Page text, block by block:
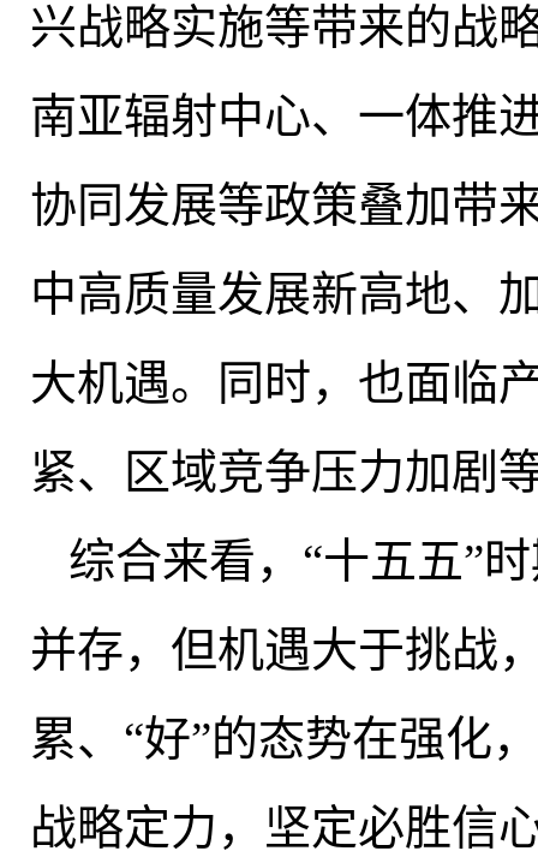
兴战略实施等带来的战
南亚辐射中心、一体推
协同发展等政策叠加带
中高质量发展新高地、
大机遇。同时， 也面临
紧、区域竞争压力加剧
综合来看， “十五五”
并存， 但机遇大于挑战
累、“好”的态势在强化，
战略定力 ， 坚定必胜信